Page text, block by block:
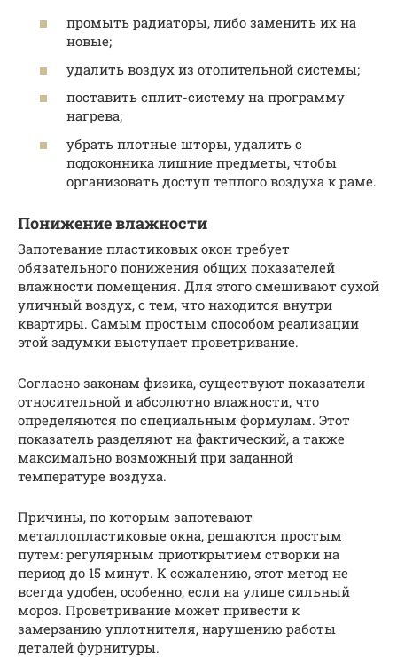
промыть радиаторы, либо заменить их на
новые;
удалить воздух из отопительной системы;
поставить сплит-систему на программу
нагрева;
убрать плотные шторы, удалить с
подоконника лишние предметы, чтобы
организовать доступ теплого воздуха к раме.
Понижение влажности
Запотевание пластиковых окон требует
обязательного понижения общих показателей
влажности помещения. Для этого смешивают сухой
уличный воздух, с тем, что находится внутри
квартиры. Самым простым способом реализации
этой задумки выступает проветривание.
Согласно законам физика, существуют показатели
относительной и абсолютно влажности, что
определяются по специальным формулам. Этот
показатель разделяют на фактический, а также
максимально возможный при заданной
температуре воздуха.
Причины, по которым запотевают
металлопластиковые окна, решаются простым
путем: регулярным приоткрытием створки на
период до 15 минут. К сожалению, этот метод не
всегда удобен, особенно, если на улице сильный
мороз. Проветривание может привести к
замерзанию уплотнителя, нарушению работы
деталей фурнитуры.